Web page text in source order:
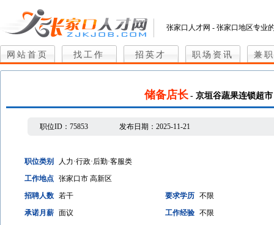
张家口人才网 - 张家口地区专业
网站首页 找工作 招英才 职场资讯 兼
储备店长 - 京垣谷蔬果连锁超市
职位ID： 75853 发布日期： 2025-11-21
职位类别
人力·行政·后勤·客服类
工作地点 张家口市 高新区
招聘人数 若干 要求学历 不限
承诺月薪 面议 工作经验 不限